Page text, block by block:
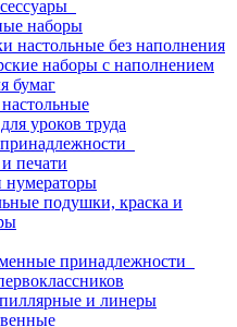
наборы
настольные без наполнения
наборы с наполнением
бумаг
уроков труда
печати
нумераторы
подушки, краска и
принадлежности
и линеры